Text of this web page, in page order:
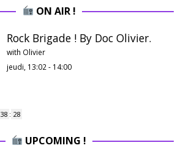
ON AIR !
Rock Brigade ! By Doc Olivier.
with Olivier
jeudi, 13:02 - 14:00
38 : 28
UPCOMING !